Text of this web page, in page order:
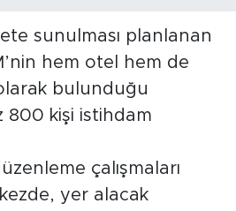
sunulması planlanan
hem otel hem de
bulunduğu
800 kişi istihdam
çalışmaları
yer alacak